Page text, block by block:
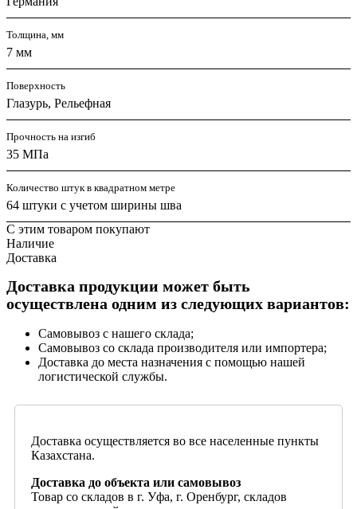
Толщина, мм
7 мм
Поверхность
Глазурь, Рельефная
Прочность на изгиб
35 МПа
Количество штук в квадратном метре
64 штуки с учетом ширины шва
С этим товаром покупают
Наличие
Доставка
Доставка продукции может быть
осуществлена одним из следующих вариантов:
Самовывоз с нашего склада;
Самовывоз со склада производителя или импортера;
Доставка до места назначения с помощью нашей
логистической службы.
Доставка осуществляется во все населенные пункты
Казахстана.
Доставка до объекта или самовывоз
Товар со складов в г. Уфа, г. Оренбург, складов